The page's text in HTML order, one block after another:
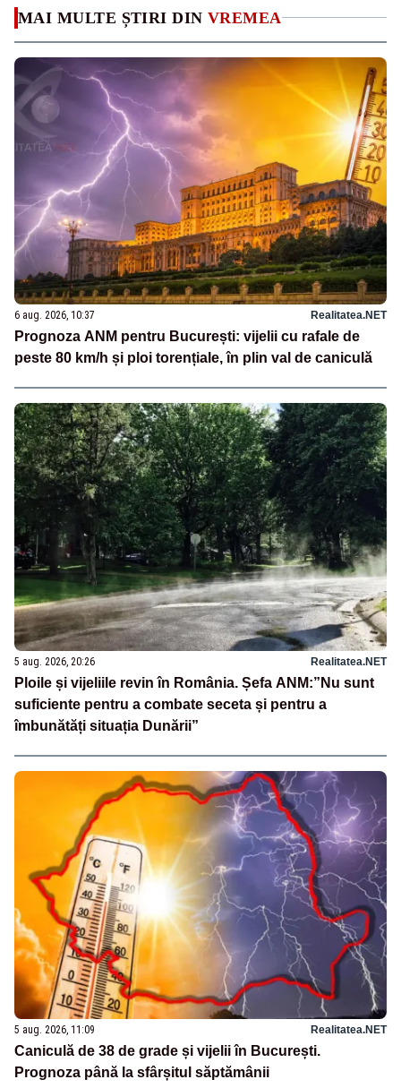
MAI MULTE ȘTIRI DIN VREMEA
6 aug. 2026, 10:37 Realitatea.NET
Prognoza ANM pentru București: vijelii cu rafale de
peste 80 km/h și ploi torențiale, în plin val de caniculă
5 aug. 2026, 20:26 Realitatea.NET
Ploile și vijeliile revin în România. Șefa ANM:”Nu sunt
suficiente pentru a combate seceta și pentru a
îmbunătăți situația Dunării”
5 aug. 2026, 11:09 Realitatea.NET
Caniculă de 38 de grade și vijelii în București.
Prognoza până la sfârșitul săptămânii